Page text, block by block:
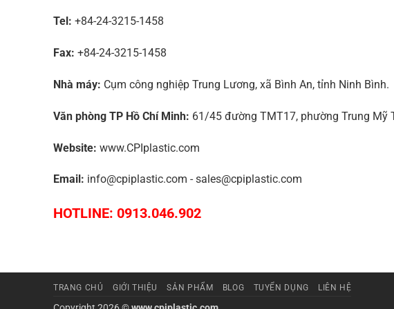
Tel: +84-24-3215-1458
Fax: +84-24-3215-1458
Nhà máy: Cụm công nghiệp Trung Lương, xã Bình An, tỉnh Ninh Bình.
Văn phòng TP Hồ Chí Minh: 61/45 đường TMT17, phường Trung Mỹ
Website: www.CPIplastic.com
Email: info@cpiplastic.com - sales@cpiplastic.com
HOTLINE: 0913.046.902
TRANG CHỦ GIỚI THIỆU SẢN PHẨM BLOG TUYỂN DỤNG LIÊN HỆ